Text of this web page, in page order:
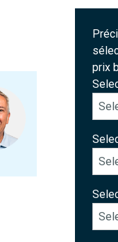
prix